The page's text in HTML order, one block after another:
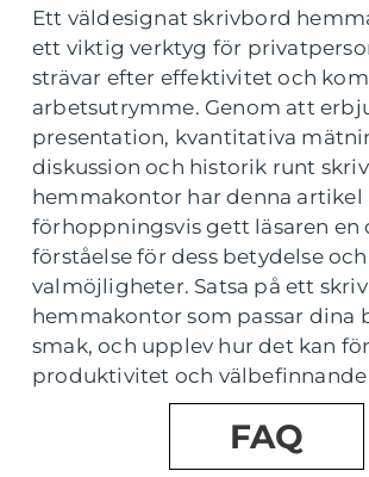
Ett väldesignat skrivbord
ett viktig verktyg för
strävar efter effektivitet och
arbetsutrymme. Genom att
presentation, kvantitativa
diskussion och historik runt
hemmakontor har denna artikel
förhoppningsvis gett läsaren en
förståelse för dess betydelse
valmöjligheter. Satsa på ett
hemmakontor som passar dina
smak, och upplev hur det kan
produktivitet och
FAQ